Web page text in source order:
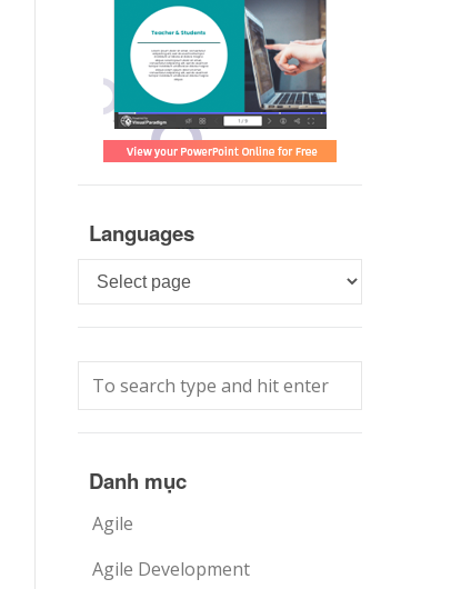
Languages
Languages
Danh mục
Agile
Agile Development